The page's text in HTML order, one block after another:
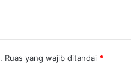
Ruas yang wajib ditandai *